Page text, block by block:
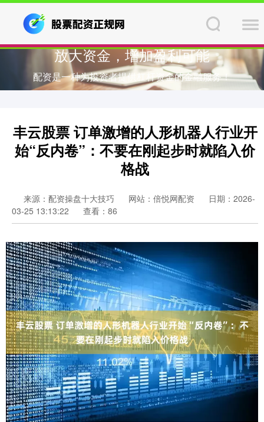
放大资金，增加盈利可能
配资是一种为投资者提供杠杆资金的金融服务！
丰云股票 订单激增的人形机器人行业开
始“反内卷”：不要在刚起步时就陷入价
格战
来源：配资操盘十大技巧 网站：倍悦网配资
日期：2026-
03-25 13:13:22
查看：86